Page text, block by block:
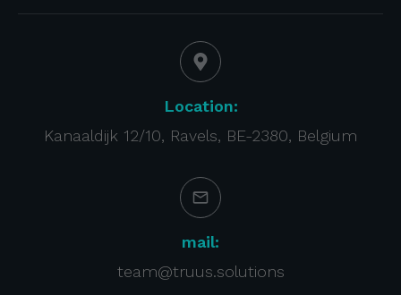
Location:
Kanaaldijk 12/10, Ravels, BE-2380, Belgium
mail:
team@truus.solutions